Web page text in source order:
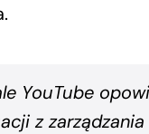
YouTube
z